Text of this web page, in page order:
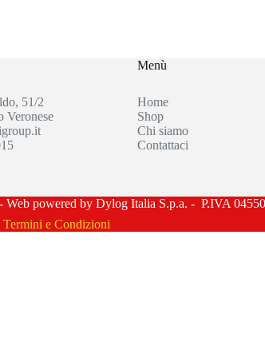
51/2
Veronese
Menù
Home
Shop
Chi siamo
Contattaci
powered by Dylog Italia S.p.a. - P.IVA
Termini e Condizioni